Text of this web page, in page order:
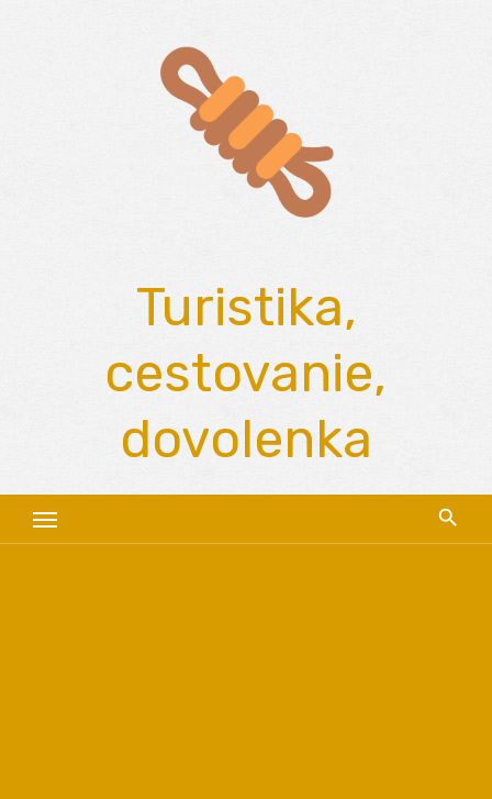
Turistika,
cestovanie,
dovolenka